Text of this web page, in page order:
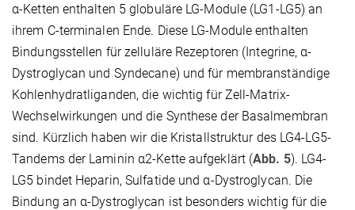
α-Ketten enthalten 5 globuläre LG-Module (LG1-LG5) an
ihrem C-terminalen Ende. Diese LG-Module enthalten
Bindungsstellen für zelluläre Rezeptoren (Integrine, α-
Dystroglycan und Syndecane) und für membranständige
Kohlenhydratliganden, die wichtig für Zell-Matrix-
Wechselwirkungen und die Synthese der Basalmembran
sind. Kürzlich haben wir die Kristallstruktur des LG4-LG5-
Tandems der Laminin α2-Kette aufgeklärt (Abb. 5). LG4-
LG5 bindet Heparin, Sulfatide und α-Dystroglycan. Die
Bindung an α-Dystroglycan ist besonders wichtig für die